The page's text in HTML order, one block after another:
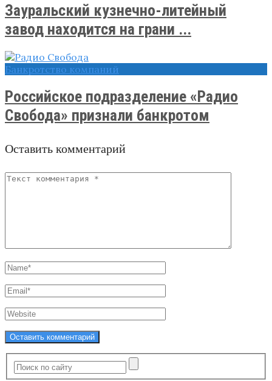
Зауральский кузнечно-литейный
завод находится на грани ...
Банкротство компаний
Российское подразделение «Радио
Свобода» признали банкротом
Оставить комментарий